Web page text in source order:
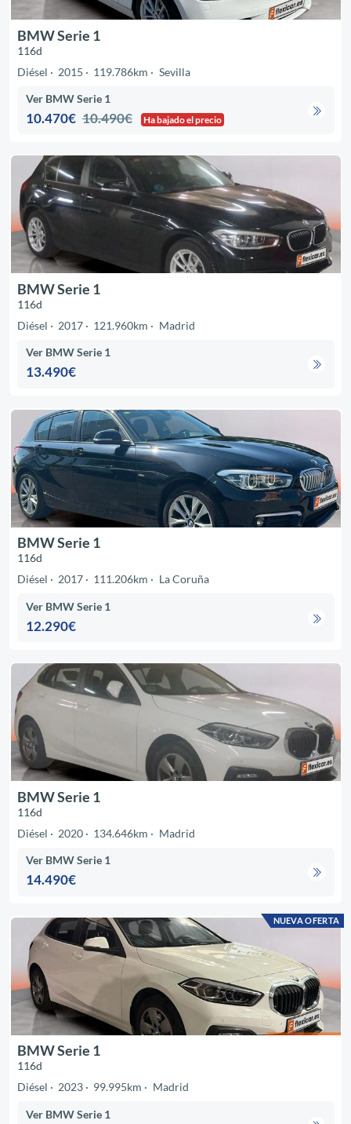
BMW Serie 1
116d
Diésel
2015 119.786km Sevilla
Ver BMW Serie 1
10.470€ 10.490€ Ha bajado el precio
BMW Serie 1
116d
Diésel
2017 121.960km Madrid
Ver BMW Serie 1
13.490€
BMW Serie 1
116d
Diésel
2017 111.206km La Coruña
Ver BMW Serie 1
12.290€
BMW Serie 1
116d
Diésel
2020 134.646km Madrid
Ver BMW Serie 1
14.490€
NUEVA OFERTA
BMW Serie 1
116d
Diésel
2023 99.995km Madrid
Ver BMW Serie 1